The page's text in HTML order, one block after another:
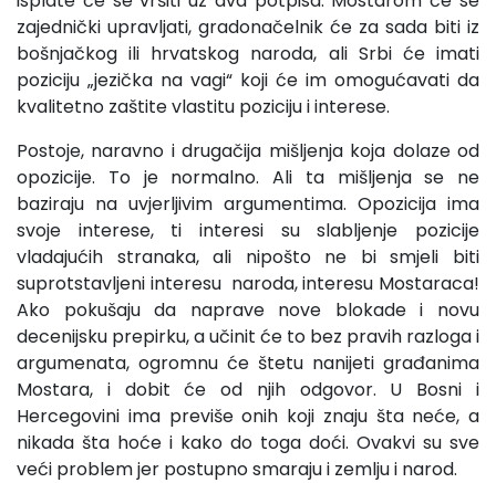
zajednički upravljati, gradonačelnik će za sada biti iz
bošnjačkog ili hrvatskog naroda, ali Srbi će imati
poziciju „jezička na vagi“ koji će im omogućavati da
kvalitetno zaštite vlastitu poziciju i interese.
Postoje, naravno i drugačija mišljenja koja dolaze od
opozicije. To je normalno. Ali ta mišljenja se ne
baziraju na uvjerljivim argumentima. Opozicija ima
svoje interese, ti interesi su slabljenje pozicije
vladajućih stranaka, ali nipošto ne bi smjeli biti
suprotstavljeni interesu naroda, interesu Mostaraca!
Ako pokušaju da naprave nove blokade i novu
decenijsku prepirku, a učinit će to bez pravih razloga i
argumenata, ogromnu će štetu nanijeti građanima
Mostara, i dobit će od njih odgovor. U Bosni i
Hercegovini ima previše onih koji znaju šta neće, a
nikada šta hoće i kako do toga doći. Ovakvi su sve
veći problem jer postupno smaraju i zemlju i narod.